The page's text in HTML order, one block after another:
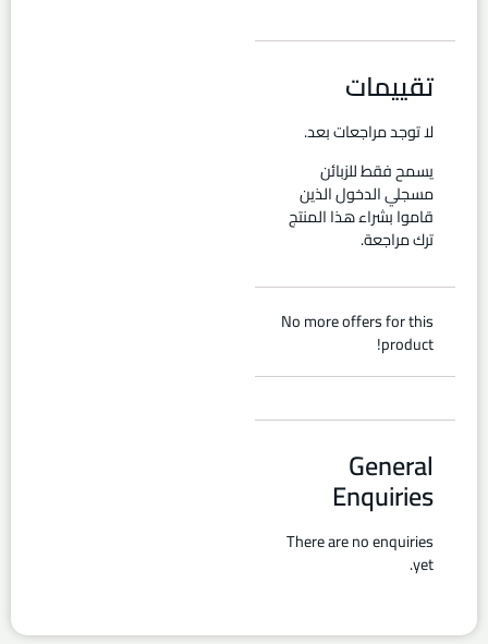
تقييمات
لا توجد مراجعات بعد.
يسمح فقط للزبائن
مسجلي الدخول الذين
قاموا بشراء هذا المنتج
ترك مراجعة.
No more offers for this
product!
General
Enquiries
There are no enquiries
yet.